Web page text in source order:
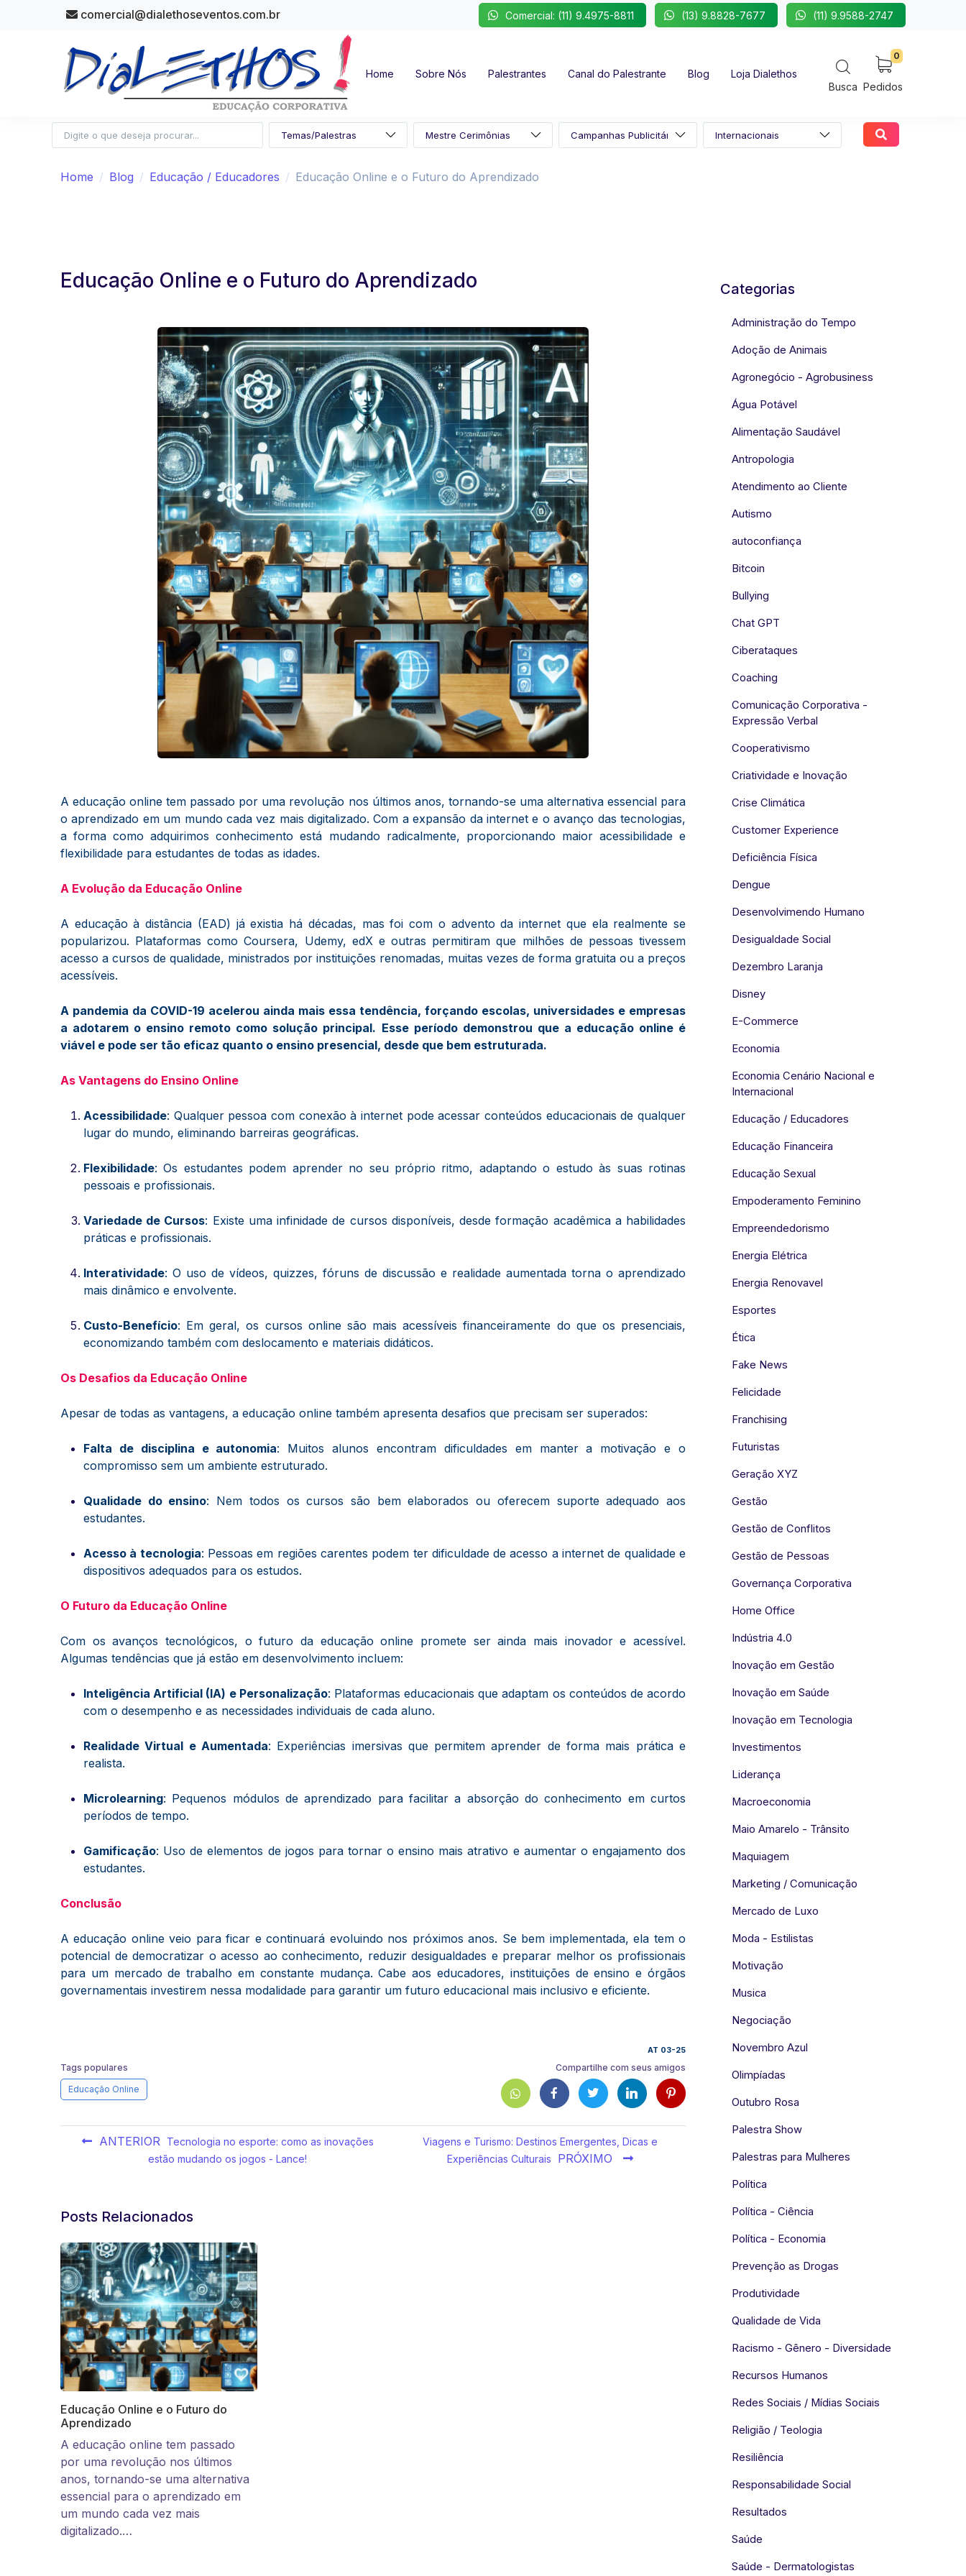
comercial@dialethoseventos.com.br Comercial: (11) 9.4975-8811 (13) 9.8828-7677 (11) 9.9588-2747
Home Sobre Nós Palestrantes Canal do Palestrante Blog
Loja Dialethos
Busca
0
Pedidos
Home Blog Educação / Educadores Educação Online e o Futuro do Aprendizado
Educação Online e o Futuro do Aprendizado
A educação online tem passado por uma revolução nos últimos anos, tornando-se uma alternativa essencial para
o aprendizado em um mundo cada vez mais digitalizado. Com a expansão da internet e o avanço das tecnologias,
a forma como adquirimos conhecimento está mudando radicalmente, proporcionando maior acessibilidade e
flexibilidade para estudantes de todas as idades.
A Evolução da Educação Online
A educação à distância (EAD) já existia há décadas, mas foi com o advento da internet que ela realmente se
popularizou. Plataformas como Coursera, Udemy, edX e outras permitiram que milhões de pessoas tivessem
acesso a cursos de qualidade, ministrados por instituições renomadas, muitas vezes de forma gratuita ou a preços
acessíveis.
A pandemia da COVID-19 acelerou ainda mais essa tendência, forçando escolas, universidades e empresas
a adotarem o ensino remoto como solução principal. Esse período demonstrou que a educação online é
viável e pode ser tão eficaz quanto o ensino presencial, desde que bem estruturada.
As Vantagens do Ensino Online
Acessibilidade: Qualquer pessoa com conexão à internet pode acessar conteúdos educacionais de qualquer
lugar do mundo, eliminando barreiras geográficas.
Flexibilidade: Os estudantes podem aprender no seu próprio ritmo, adaptando o estudo às suas rotinas
pessoais e profissionais.
Variedade de Cursos: Existe uma infinidade de cursos disponíveis, desde formação acadêmica a habilidades
práticas e profissionais.
Interatividade: O uso de vídeos, quizzes, fóruns de discussão e realidade aumentada torna o aprendizado
mais dinâmico e envolvente.
Custo-Benefício: Em geral, os cursos online são mais acessíveis financeiramente do que os presenciais,
economizando também com deslocamento e materiais didáticos.
Os Desafios da Educação Online
Apesar de todas as vantagens, a educação online também apresenta desafios que precisam ser superados:
Falta de disciplina e autonomia: Muitos alunos encontram dificuldades em manter a motivação e o
compromisso sem um ambiente estruturado.
Qualidade do ensino: Nem todos os cursos são bem elaborados ou oferecem suporte adequado aos
estudantes.
Acesso à tecnologia: Pessoas em regiões carentes podem ter dificuldade de acesso a internet de qualidade e
dispositivos adequados para os estudos.
O Futuro da Educação Online
Com os avanços tecnológicos, o futuro da educação online promete ser ainda mais inovador e acessível.
Algumas tendências que já estão em desenvolvimento incluem:
Inteligência Artificial (IA) e Personalização: Plataformas educacionais que adaptam os conteúdos de acordo
com o desempenho e as necessidades individuais de cada aluno.
Realidade Virtual e Aumentada: Experiências imersivas que permitem aprender de forma mais prática e
realista.
Microlearning: Pequenos módulos de aprendizado para facilitar a absorção do conhecimento em curtos
períodos de tempo.
Gamificação: Uso de elementos de jogos para tornar o ensino mais atrativo e aumentar o engajamento dos
estudantes.
Conclusão
A educação online veio para ficar e continuará evoluindo nos próximos anos. Se bem implementada, ela tem o
potencial de democratizar o acesso ao conhecimento, reduzir desigualdades e preparar melhor os profissionais
para um mercado de trabalho em constante mudança. Cabe aos educadores, instituições de ensino e órgãos
governamentais investirem nessa modalidade para garantir um futuro educacional mais inclusivo e eficiente.
AT 03-25
Tags populares
Educação Online
Compartilhe com seus amigos
ANTERIOR Tecnologia no esporte: como as inovações
estão mudando os jogos - Lance!
Viagens e Turismo: Destinos Emergentes, Dicas e
Experiências Culturais
PRÓXIMO
Posts Relacionados
Educação Online e o Futuro do
Aprendizado
A educação online tem passado
por uma revolução nos últimos
anos, tornando-se uma alternativa
essencial para o aprendizado em
um mundo cada vez mais
digitalizado.…
Categorias
Administração do Tempo
Adoção de Animais
Agronegócio - Agrobusiness
Água Potável
Alimentação Saudável
Antropologia
Atendimento ao Cliente
Autismo
autoconfiança
Bitcoin
Bullying
Chat GPT
Ciberataques
Coaching
Comunicação Corporativa -
Expressão Verbal
Cooperativismo
Criatividade e Inovação
Crise Climática
Customer Experience
Deficiência Física
Dengue
Desenvolvimendo Humano
Desigualdade Social
Dezembro Laranja
Disney
E-Commerce
Economia
Economia Cenário Nacional e
Internacional
Educação / Educadores
Educação Financeira
Educação Sexual
Empoderamento Feminino
Empreendedorismo
Energia Elétrica
Energia Renovavel
Esportes
Ética
Fake News
Felicidade
Franchising
Futuristas
Geração XYZ
Gestão
Gestão de Conflitos
Gestão de Pessoas
Governança Corporativa
Home Office
Indústria 4.0
Inovação em Gestão
Inovação em Saúde
Inovação em Tecnologia
Investimentos
Liderança
Macroeconomia
Maio Amarelo - Trânsito
Maquiagem
Marketing / Comunicação
Mercado de Luxo
Moda - Estilistas
Motivação
Musica
Negociação
Novembro Azul
Olimpíadas
Outubro Rosa
Palestra Show
Palestras para Mulheres
Política
Política - Ciência
Política - Economia
Prevenção as Drogas
Produtividade
Qualidade de Vida
Racismo - Gênero - Diversidade
Recursos Humanos
Redes Sociais / Mídias Sociais
Religião / Teologia
Resiliência
Responsabilidade Social
Resultados
Saúde
Saúde - Dermatologistas